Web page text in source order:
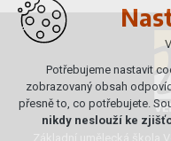
Potřebujeme nastavit
zobrazovaný obsah
přesně to, co potřebujete.
nikdy neslouží ke